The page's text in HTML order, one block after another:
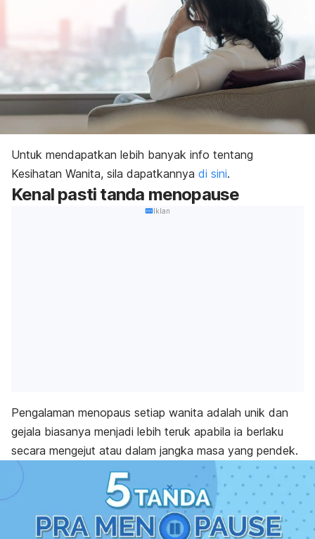
Untuk mendapatkan lebih banyak info tentang
Kesihatan Wanita, sila dapatkannya di sini.
Kenal pasti tanda menopause
Iklan
Pengalaman menopaus setiap wanita adalah unik dan
gejala biasanya menjadi lebih teruk apabila ia berlaku
secara mengejut atau dalam jangka masa yang pendek.